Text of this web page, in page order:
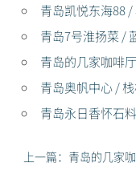
青岛凯悦东海88 /
青岛7号淮扬菜 /
青岛的几家咖啡厅
青岛奥帆中心 /
青岛永日香怀石
上一篇：青岛的几家